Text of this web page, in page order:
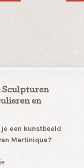
Sculpturen
en
een kunstbeeld
Martinique?